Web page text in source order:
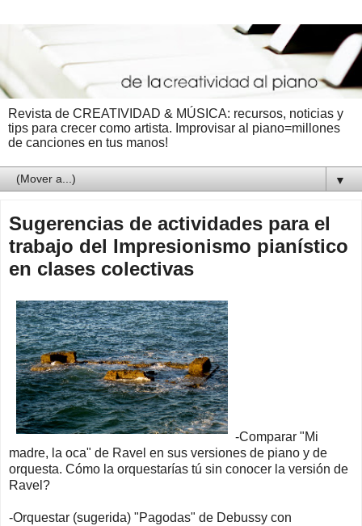
Revista de CREATIVIDAD & MÚSICA: recursos, noticias y
tips para crecer como artista. Improvisar al piano=millones
de canciones en tus manos!
▼
Sugerencias de actividades para el
trabajo del Impresionismo pianístico
en clases colectivas
-Comparar "Mi
madre, la oca" de Ravel en sus versiones de piano y de
orquesta. Cómo la orquestarías tú sin conocer la versión de
Ravel?
-Orquestar (sugerida) "Pagodas" de Debussy con